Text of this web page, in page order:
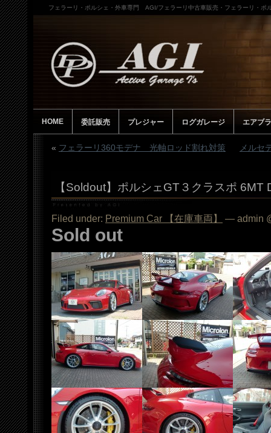
フェラーリ・ポルシェ・外車専門 AGI/フェラーリ中古車販売・フェラーリ・ポ
HOME 委託販売 プレジャー ログガレージ エアブ
« フェラーリ360モデナ 光軸ロッド割れ対策 メルセ
【Soldout】ポルシェGT３クラスポ 6MT
Filed under: Premium Car 【在庫車両】 — admin
Sold out